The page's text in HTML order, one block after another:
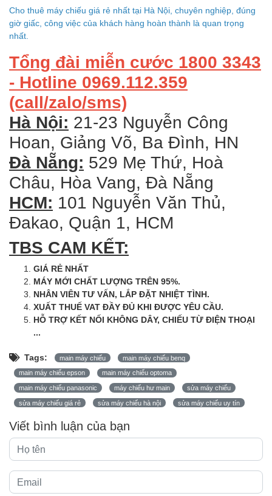
Cho thuê máy chiếu giá rẻ nhất tại Hà Nội, chuyên nghiệp, đúng
giờ giấc, công việc của khách hàng hoàn thành là quan trọng
nhất.
Tổng đài miễn cước 1800 3343
- Hotline 0969.112.359
(call/zalo/sms)
Hà Nội: 21-23 Nguyễn Công
Hoan, Giảng Võ, Ba Đình, HN
Đà Nẵng: 529 Mẹ Thứ, Hoà
Châu, Hòa Vang, Đà Nẵng
HCM: 101 Nguyễn Văn Thủ,
Đakao, Quận 1, HCM
TBS CAM KẾT:
GIÁ RẺ NHẤT
MÁY MỚI CHẤT LƯỢNG TRÊN 95%.
NHÂN VIÊN TƯ VẤN, LẮP ĐẶT NHIỆT TÌNH.
XUẤT THUẾ VAT ĐẦY ĐỦ KHI ĐƯỢC YÊU CẦU.
HỖ TRỢ KẾT NỐI KHÔNG DÂY, CHIẾU TỪ ĐIỆN THOẠI
...
Tags: main máy chiếu main máy chiếu benq
main máy chiếu epson main máy chiếu optoma
main máy chiếu panasonic máy chiếu hư main sửa máy chiếu
sửa máy chiếu giá rẻ sửa máy chiếu hà nội sửa máy chiếu uy tín
Viết bình luận của bạn